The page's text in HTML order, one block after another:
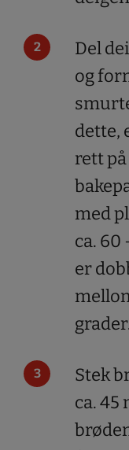
Del
og
dette,
rett
med
ca.
er
Stek
ca. 45